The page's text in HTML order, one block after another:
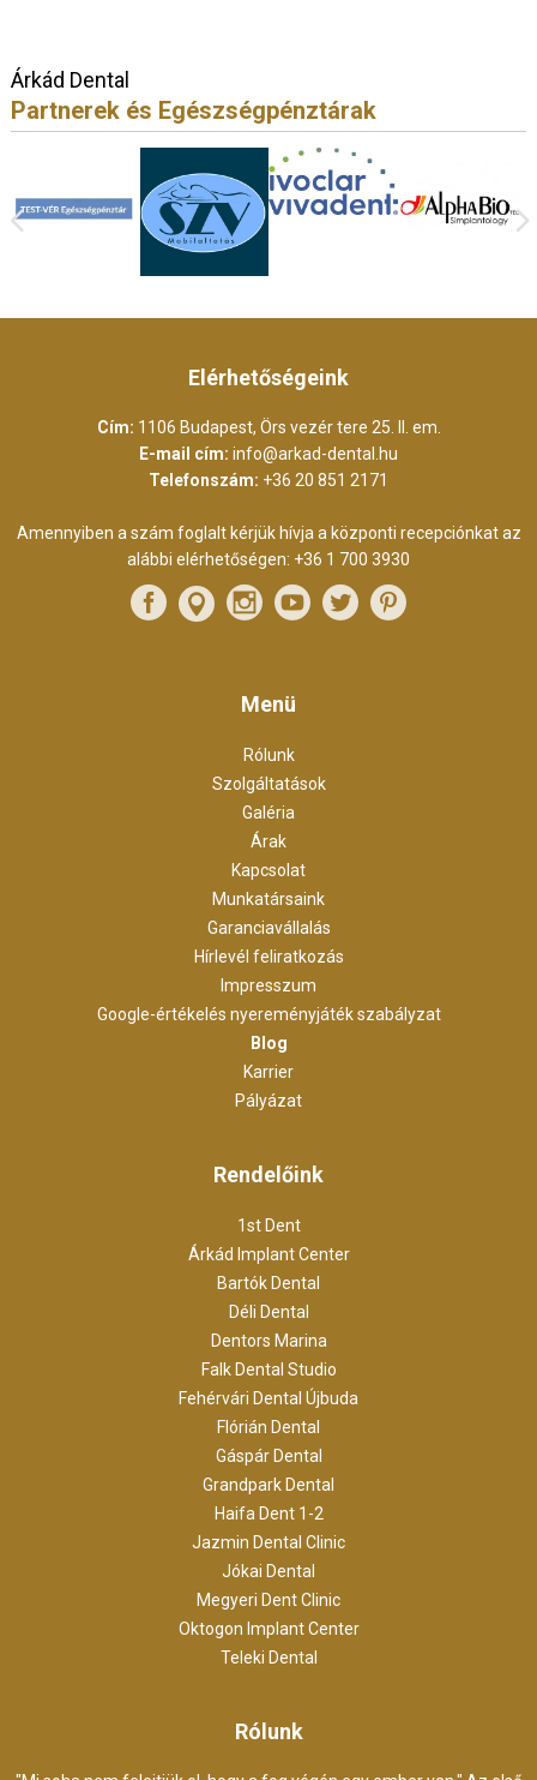
Árkád Dental
Partnerek és Egészségpénztárak
Elérhetőségeink
Cím: 1106 Budapest, Örs vezér tere 25. II. em.
E-mail cím: info@arkad-dental.hu
Telefonszám: +36 20 851 2171
Amennyiben a szám foglalt kérjük hívja a központi recepciónkat az
alábbi elérhetőségen: +36 1 700 3930
Menü
Rólunk
Szolgáltatások
Galéria
Árak
Kapcsolat
Munkatársaink
Garanciavállalás
Hírlevél feliratkozás
Impresszum
Google-értékelés nyereményjáték szabályzat
Blog
Karrier
Pályázat
Rendelőink
1st Dent
Árkád Implant Center
Bartók Dental
Déli Dental
Dentors Marina
Falk Dental Studio
Fehérvári Dental Újbuda
Flórián Dental
Gáspár Dental
Grandpark Dental
Haifa Dent 1-2
Jazmin Dental Clinic
Jókai Dental
Megyeri Dent Clinic
Oktogon Implant Center
Teleki Dental
Rólunk